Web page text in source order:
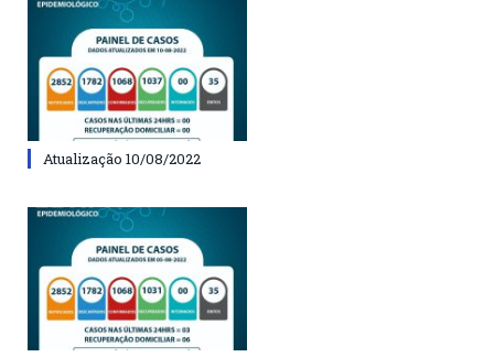
Atualização 10/08/2022